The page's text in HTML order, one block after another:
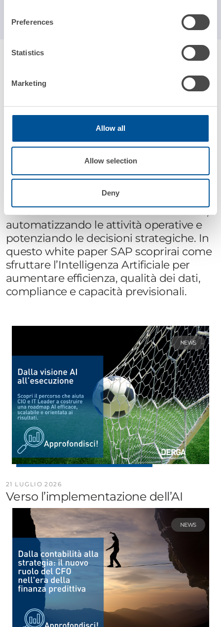
Preferences
Statistics
Marketing
Allow all
Allow selection
Deny
NEWS
L’Intelligenza Artificiale nella
L’AI sta ridefinendo il ruolo del Finance,
automatizzando le attività operative e
potenziando le decisioni strategiche. In
questo white paper SAP scoprirai come
sfruttare l’Intelligenza Artificiale per
aumentare efficienza, qualità dei dati,
compliance e capacità previsionali.
NEWS
21 LUGLIO 2026
Verso l’implementazione dell’AI
NEWS